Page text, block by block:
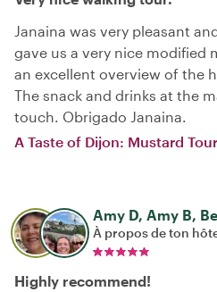
Janaina was very pleasant
gave us a very nice modified
an excellent overview of the
The snack and drinks at the
touch. Obrigado Janaina.
A Taste of Dijon: Mustard Tour
Amy D, Amy B,
À propos de ton
Highly recommend!